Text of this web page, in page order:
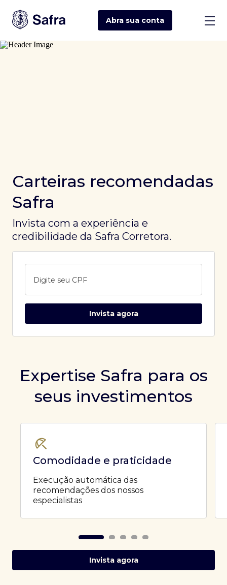
Abra sua conta
Carteiras recomendadas
Safra
Invista com a experiência e
credibilidade da Safra Corretora.
Digite seu CPF
Invista agora
Expertise Safra para os
seus investimentos
Comodidade e praticidade
Execução automática das
recomendações dos nossos
especialistas
Invista agora